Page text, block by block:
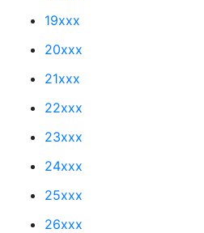
19xxx
20xxx
21xxx
22xxx
23xxx
24xxx
25xxx
26xxx